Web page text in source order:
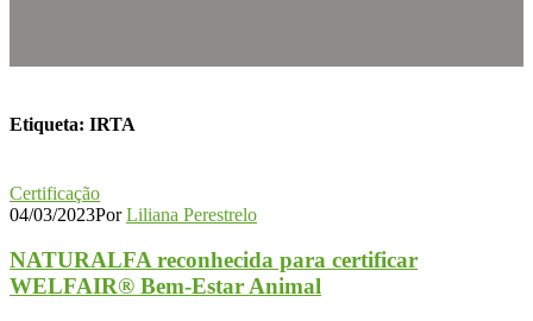
Etiqueta: IRTA
Certificação
04/03/2023PorLiliana Perestrelo
NATURALFA reconhecida para certificar
WELFAIR® Bem-Estar Animal